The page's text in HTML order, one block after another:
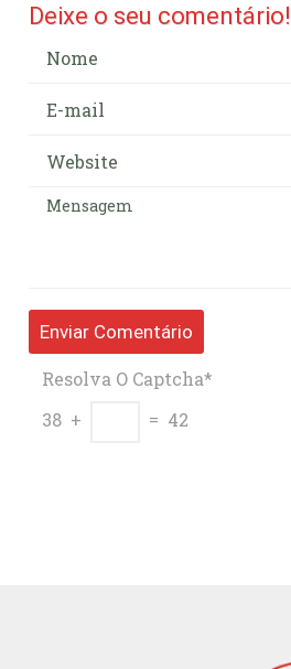
Deixe o seu comentário!
Resolva O Captcha*
38 +
= 42